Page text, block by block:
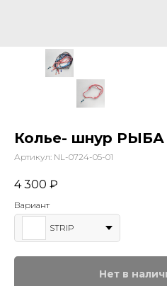
Колье- шнур
Артикул: NL-0724-05-01
4 300 ₽
Вариант
STRIP
Нет в